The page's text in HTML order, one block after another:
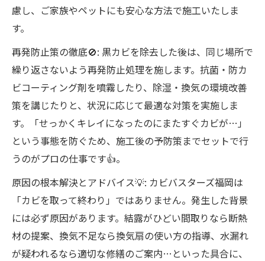
慮し、ご家族やペットにも安心な方法で施工いたしま
す。
再発防止策の徹底🚫: 黒カビを除去した後は、同じ場所で
繰り返さないよう再発防止処理を施します。抗菌・防カ
ビコーティング剤を噴霧したり、除湿・換気の環境改善
策を講じたりと、状況に応じて最適な対策を実施しま
す。「せっかくキレイになったのにまたすぐカビが…」
という事態を防ぐため、施工後の予防策までセットで行
うのがプロの仕事です👍。
原因の根本解決とアドバイス💡: カビバスターズ福岡は
「カビを取って終わり」ではありません。発生した背景
には必ず原因があります。結露がひどい間取りなら断熱
材の提案、換気不足なら換気扇の使い方の指導、水漏れ
が疑われるなら適切な修繕のご案内…といった具合に、